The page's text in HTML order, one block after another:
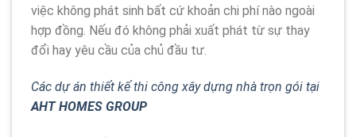
việc không phát sinh bất cứ khoản chi phí nào ngoài
hợp đồng. Nếu đó không phải xuất phát từ sự thay
đổi hay yêu cầu của chủ đầu tư.
Các dự án thiết kế thi công xây dựng nhà trọn gói tại
AHT HOMES GROUP